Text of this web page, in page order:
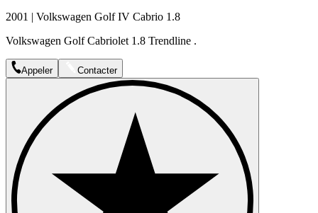
2001 | Volkswagen Golf IV Cabrio 1.8
Volkswagen Golf Cabriolet 1.8 Trendline .
Appeler Contacter